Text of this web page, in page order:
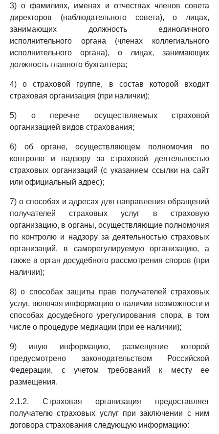
3) о фамилиях, именах и отчествах членов совета
директоров (наблюдательного совета), о лицах,
занимающих должность единоличного
исполнительного органа (членах коллегиального
исполнительного органа), о лицах, занимающих
должность главного бухгалтера;
4) о страховой группе, в состав которой входит
страховая организация (при наличии);
5) о перечне осуществляемых страховой
организацией видов страхования;
6) об органе, осуществляющем полномочия по
контролю и надзору за страховой деятельностью
страховых организаций (с указанием ссылки на сайт
или официальный адрес);
7) о способах и адресах для направления обращений
получателей страховых услуг в страховую
организацию, в органы, осуществляющие полномочия
по контролю и надзору за деятельностью страховых
организаций, в саморегулируемую организацию, а
также в орган досудебного рассмотрения споров (при
наличии);
8) о способах защиты прав получателей страховых
услуг, включая информацию о наличии возможности и
способах досудебного урегулирования спора, в том
числе о процедуре медиации (при ее наличии);
9) иную информацию, размещение которой
предусмотрено законодательством Российской
Федерации, с учетом требований к месту ее
размещения.
2.1.2. Страховая организация предоставляет
получателю страховых услуг при заключении с ним
договора страхования следующую информацию: